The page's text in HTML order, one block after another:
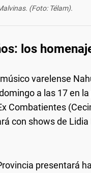
(Foto: Télam).
los
varelense
a las 17 en
Combatientes
con shows de
presentará